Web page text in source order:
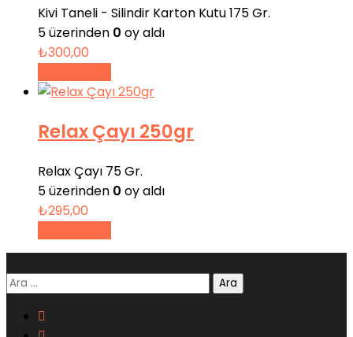
Kivi Taneli - Silindir Karton Kutu 175 Gr.
5 üzerinden 0 oy aldı
₺300,00
Relax Çayı 250gr
Relax Çayı 75 Gr.
5 üzerinden 0 oy aldı
₺295,00
Arama: